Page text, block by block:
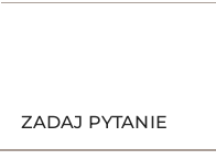
ZADAJ PYTANIE